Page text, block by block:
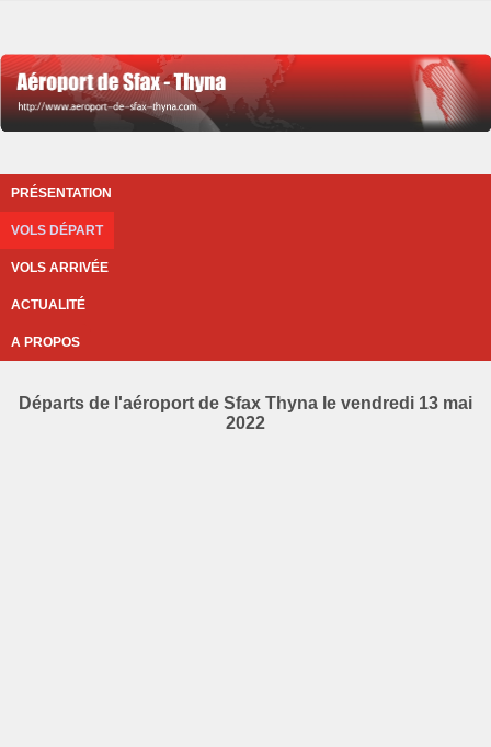
PRÉSENTATION
VOLS DÉPART
VOLS ARRIVÉE
ACTUALITÉ
A PROPOS
Départs de l'aéroport de Sfax Thyna le vendredi 13 mai
2022